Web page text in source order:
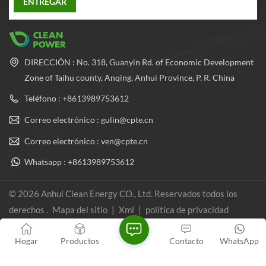
DIRECCIÓN : No. 318, Guanyin Rd. of Economic Development
Zone of Taihu county, Anqing, Anhui Province, P. R. China
Teléfono : +8613989753612
Correo electrónico : gulin@cpte.cn
Correo electrónico : ven@cpte.cn
Whatsapp : +8613989753612
© 2026 Anhui Clean Energy CO., Ltd. Reservados todos los
derechos . Mapa del sitio | Xml | política de privacidad
Red IPv6 compatible
Hogar Productos WhatsApp
Contacto